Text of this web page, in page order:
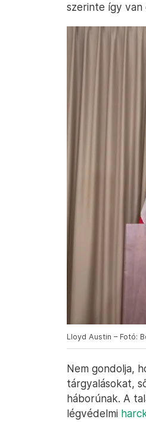
szerinte így van
Lloyd Austin – Fotó:
Nem gondolja,
tárgyalásokat,
háborúnak. A
légvédelmi